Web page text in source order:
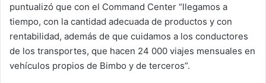
puntualizó que con el Command Center “llegamos a
tiempo, con la cantidad adecuada de productos y con
rentabilidad, además de que cuidamos a los conductores
de los transportes, que hacen 24 000 viajes mensuales en
vehículos propios de Bimbo y de terceros”.